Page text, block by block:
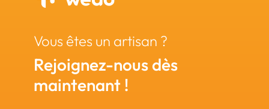
Vous êtes un artisan ?
Rejoignez-nous dès
maintenant !